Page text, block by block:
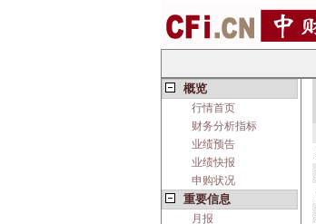
概览
行情首页
财务分析指标
业绩预告
业绩快报
申购状况
重要信息
月报